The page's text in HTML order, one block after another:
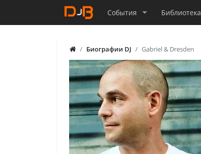
События Библиотека
Биографии DJ Gabriel & Dresden